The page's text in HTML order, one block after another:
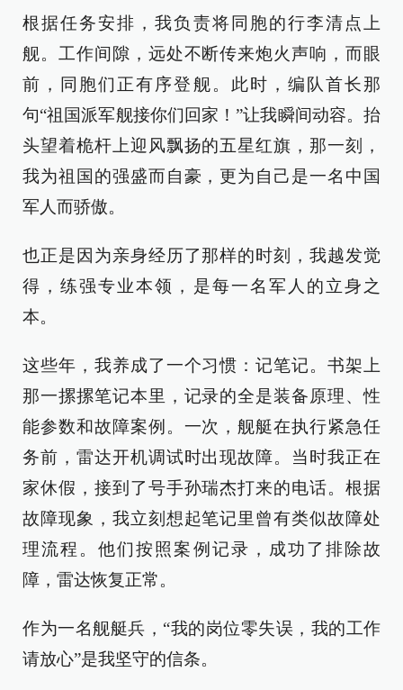
根据任务安排，我负责将同胞的行李清点上
舰。工作间隙，远处不断传来炮火声响，而眼
前，同胞们正有序登舰。此时，编队首长那
句“祖国派军舰接你们回家！”让我瞬间动容。抬
头望着桅杆上迎风飘扬的五星红旗，那一刻，
我为祖国的强盛而自豪，更为自己是一名中国
军人而骄傲。
也正是因为亲身经历了那样的时刻，我越发觉
得，练强专业本领，是每一名军人的立身之
本。
这些年，我养成了一个习惯：记笔记。书架上
那一摞摞笔记本里，记录的全是装备原理、性
能参数和故障案例。一次，舰艇在执行紧急任
务前，雷达开机调试时出现故障。当时我正在
家休假，接到了号手孙瑞杰打来的电话。根据
故障现象，我立刻想起笔记里曾有类似故障处
理流程。他们按照案例记录，成功了排除故
障，雷达恢复正常。
作为一名舰艇兵，“我的岗位零失误，我的工作
请放心”是我坚守的信条。